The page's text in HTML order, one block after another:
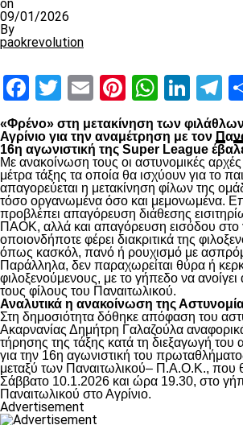
on
09/01/2026
By
paokrevolution
Facebook
Twitter
EmailPinterest
«Φρένο» στη μετακίνηση των
Αγρίνιο για την αναμέτρηση με τον Πα
16η αγωνιστική της Super League
Με ανακοίνωση τους οι αστυνομικές
μέτρα τάξης τα οποία θα ισχύουν για το
απαγορεύεται η μετακίνηση φίλων της
τόσο οργανωμένα όσο και μεμονωμένα.
προβλέπει απαγόρευση διάθεσης
ΠΑΟΚ, αλλά και απαγόρευση εισόδου στο
οποιονδήποτε φέρει διακριτικά της
όπως κασκόλ, πανό ή ρουχισμό με
Παράλληλα, δεν παραχωρείται θύρα ή
φιλοξενούμενους, με το γήπεδο να ανοίγει
τους φίλους του Παναιτωλικού.
Αναλυτικά η ανακοίνωση της
Στη δημοσιότητα δόθηκε απόφαση του
Ακαρνανίας Δημήτρη Γαλαζούλα
τήρησης της τάξης κατά τη διεξαγωγή
για την 16η αγωνιστική του
μεταξύ των Παναιτωλικoύ– Π.Α.Ο.Κ., που
Σάββατο 10.1.2026 και ώρα 19.30, στο
Παναιτωλικού στο Αγρίνιο.
Advertisement